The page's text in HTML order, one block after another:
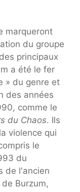
marqueront
du groupe
principaux
a été le fer
» du genre et
des années
comme le
du Chaos. Ils
violence qui
le
du
de l'ancien
Burzum,